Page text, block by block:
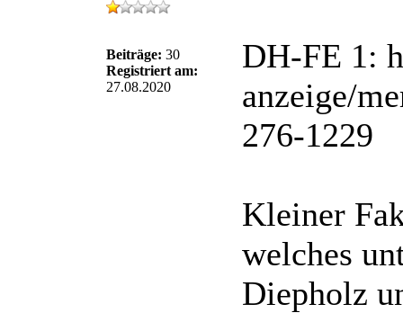
Beiträge: 30
Registriert am:
27.08.2020
DH-FE 1:
anzeige/
276-1229
Kleiner
welches
Diepholz